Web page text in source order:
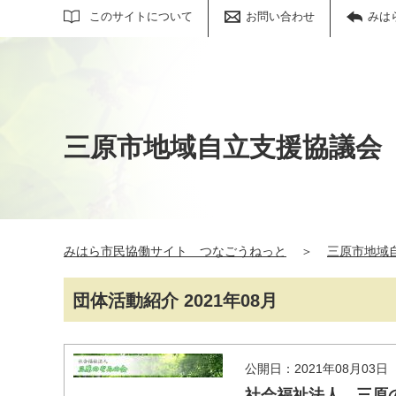
このサイトについて お問い合わせ みは
サイト内検索
三原市地域自立支援協議会
みはら市民協働サイト つなごうねっと ＞ 三原市地域
団体活動紹介 2021年08月
公開日：2021年08月03日